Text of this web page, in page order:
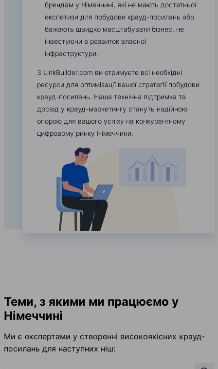
брендам у Німеччині, які не мають достатньої
експетизи для побудови крауд-посилань або
бажають швидко масштабувати бізнес, не
інвестуючи в розвиток власної
інфраструктури.
З LinkBuilder.com ви отримуєте всі необхідні
ресурси для оптимізації вашої стратегії побудови
крауд-посилань. Наша технічна підтримка та
досвід у крауд-маркетингу стануть надійною
опорою для вашого успіху на конкурентному
цифровому ринку Німеччини.
Теми, з якими ми працюємо у
Німеччині
Ми є експертами у створенні високоякісних крауд-
посилань для наступних ніш: